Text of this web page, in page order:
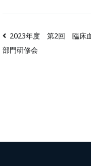
2023年度 第2回 臨床
部門研修会